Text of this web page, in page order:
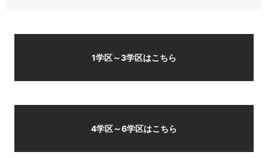
1学区～3学区はこちら
4学区～6学区はこちら